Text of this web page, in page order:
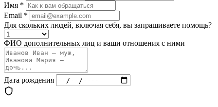
Имя *
Email *
Для скольких людей, включая себя, вы запрашиваете помощь?
ФИО дополнительных лиц и ваши отношения с ними
Дата рождения